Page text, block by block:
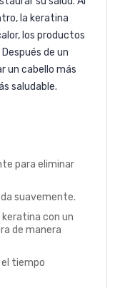
la keratina
los productos
de un
un cabello más
saludable.
para eliminar
suavemente.
keratina con un
de manera
el tiempo